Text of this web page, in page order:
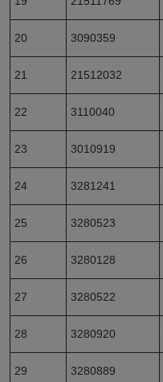
20 3090359
21 21512032
22 3110040
23 3010919
24 3281241
25 3280523
26 3280128
27 3280522
28 3280920
29 3280889